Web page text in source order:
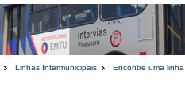
Linhas Intermunicipais Encontre uma linha